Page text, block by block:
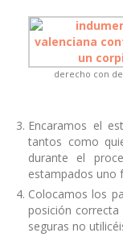
derecho con
Encaramos el
tantos como
durante el
estampados uno
Colocamos los
posición
seguras no